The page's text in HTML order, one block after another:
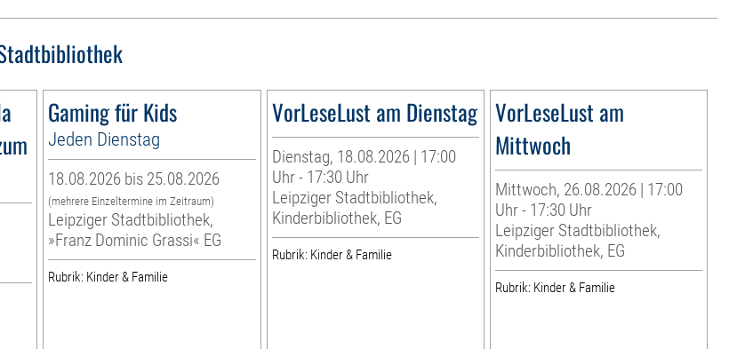
Gaming für Kids
Jeden Dienstag
18.08.2026 bis 25.08.2026
(mehrere Einzeltermine im Zeitraum)
Leipziger Stadtbibliothek,
»Franz Dominic Grassi« EG
Rubrik: Kinder & Familie
VorLeseLust am Dienstag
Dienstag, 18.08.2026 | 17:00
Uhr - 17:30 Uhr
Leipziger Stadtbibliothek,
Kinderbibliothek, EG
Rubrik: Kinder & Familie
VorLeseLust am
Mittwoch
Mittwoch, 26.08.2026 | 17:00
Uhr - 17:30 Uhr
Leipziger Stadtbibliothek,
Kinderbibliothek, EG
Rubrik: Kinder & Familie